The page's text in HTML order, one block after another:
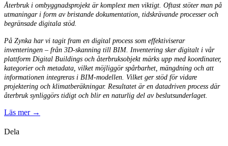
Återbruk i ombyggnadsprojekt är komplext men viktigt. Oftast stöter man på
utmaningar i form av bristande dokumentation, tidskrävande processer och
begränsade digitala stöd.
På Zynka har vi tagit fram en digital process som effektiviserar
inventeringen – från 3D-skanning till BIM. Inventering sker digitalt i vår
plattform Digital Buildings och återbruksobjekt märks upp med koordinater,
kategorier och metadata, vilket möjliggör spårbarhet, mängdning och att
informationen integreras i BIM-modellen. Vilket ger stöd för vidare
projektering och klimatberäkningar. Resultatet är en datadriven process där
återbruk synliggörs tidigt och blir en naturlig del av beslutsunderlaget.
Läs mer →
Dela